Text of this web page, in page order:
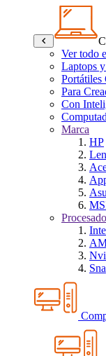
Ver todo
Laptops
Portátiles
Para
Con
Marca
HP